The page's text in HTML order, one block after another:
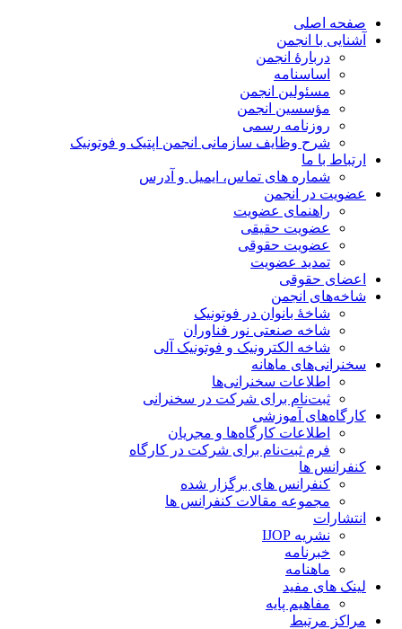
صفحه اصلی
آشنایی با انجمن
دربارۀ انجمن
اساسنامه
مسئولین انجمن
مؤسسین انجمن
روزنامه رسمی
شرح وظایف سازمانی انجمن اپتیک و فوتونیک
ارتباط با ما
شماره های تماس، ایمیل و آدرس
عضویت در انجمن
راهنمای عضویت
عضویت حقیقی
عضویت حقوقی
تمدید عضویت
اعضای حقوقی
شاخه‌های انجمن
شاخۀ بانوان در فوتونیک
شاخه صنعتی نور فناوران
شاخه‌ الکترونیک و فوتونیک آلی
سخنرانی‌های ماهانه
اطلاعات سخنرانی‌‌ها
ثبت‌نام برای شرکت در سخنرانی
کارگاه‌های آموزشی
اطلاعات کارگاه‌ها و مجریان
فرم ثبت‌نام برای شرکت در کارگاه
کنفرانس ها
کنفرانس های برگزار شده
مجموعه مقالات کنفرانس ها
انتشارات
نشریه IJOP
خبرنامه
ماهنامه
لینک های مفید
مفاهیم پایه
مراکز مرتبط